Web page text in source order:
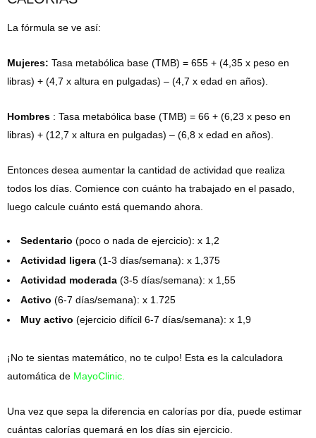
La fórmula se ve así:
Mujeres: Tasa metabólica base (TMB) = 655 + (4,35 x peso en
libras) + (4,7 x altura en pulgadas) – (4,7 x edad en años).
Hombres : Tasa metabólica base (TMB) = 66 + (6,23 x peso en
libras) + (12,7 x altura en pulgadas) – (6,8 x edad en años).
Entonces desea aumentar la cantidad de actividad que realiza
todos los días. Comience con cuánto ha trabajado en el pasado,
luego calcule cuánto está quemando ahora.
Sedentario (poco o nada de ejercicio): x 1,2
Actividad ligera (1-3 días/semana): x 1,375
Actividad moderada (3-5 días/semana): x 1,55
Activo (6-7 días/semana): x 1.725
Muy activo (ejercicio difícil 6-7 días/semana): x 1,9
¡No te sientas matemático, no te culpo! Esta es la calculadora
automática de MayoClinic.
Una vez que sepa la diferencia en calorías por día, puede estimar
cuántas calorías quemará en los días sin ejercicio.